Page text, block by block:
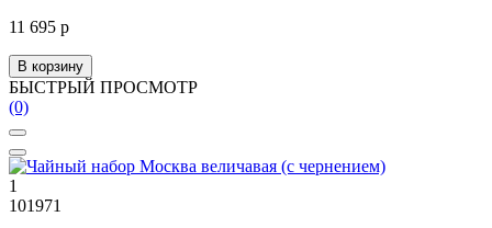
11 695 р
В корзину
БЫСТРЫЙ ПРОСМОТР
(0)
1
101971